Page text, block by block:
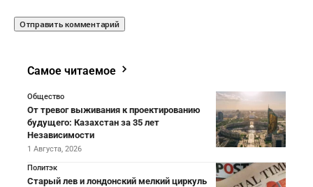
Самое читаемое
Общество
От тревог выживания к проектированию
будущего: Казахстан за 35 лет
Независимости
1 Августа, 2026
Политэк
Старый лев и лондонский мелкий циркуль